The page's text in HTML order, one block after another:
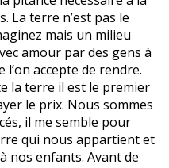
La terre n’est pas le
mais un milieu
amour par des gens à
accepte de rendre.
la terre il est le premier
le prix. Nous sommes
il me semble pour
qui nous appartient et
nos enfants. Avant de